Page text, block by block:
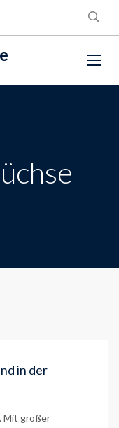
in der
Mit großer